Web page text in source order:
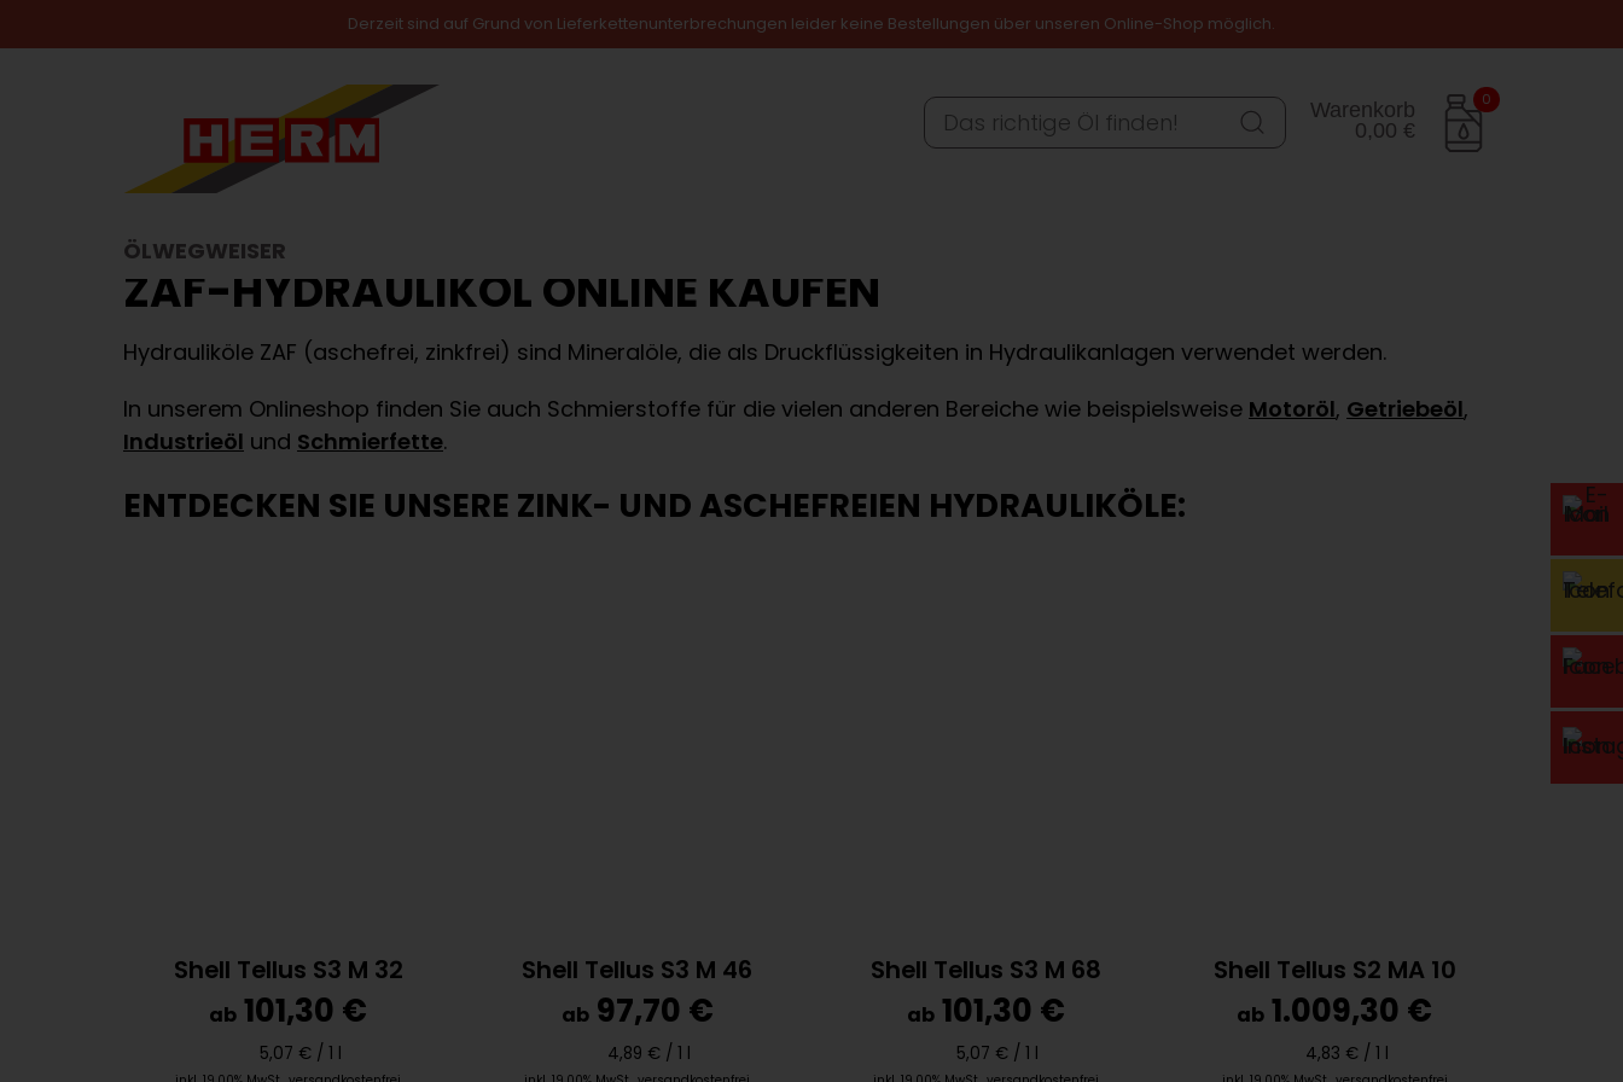
Derzeit sind auf Grund von Lieferkettenunterbrechungen leider keine Bestellungen über unseren Online-Shop möglich.
0
Warenkorb
0,00 €
MOTORENÖLE
ÖLWEGWEISER
Startseite Hydrauliköl Shell Tellus ZAF
SHELL TELLUS ZAF
ZAF-HYDRAULIKÖL ONLINE KAUFEN
Hydrauliköle ZAF (aschefrei, zinkfrei) sind Mineralöle, die als Druckflüssigkeiten in Hydraulikanlagen verwendet werden.
In unserem Onlineshop finden Sie auch Schmierstoffe für die vielen anderen Bereiche wie beispielsweise Motoröl, Getriebeöl,
Industrieöl und Schmierfette.
ENTDECKEN SIE UNSERE ZINK- UND ASCHEFREIEN HYDRAULIKÖLE:
Shell Tellus S3 M 32
ab 101,30 €
5,07 € / 1 l
Shell Tellus S3 M 46
ab 97,70 €
4,89 € /1 l
Shell Tellus S3 M 68
ab 101,30 €
5,07 € /1 l
Shell Tellus S2 MA 10
ab 1.009,30 €
4,83 € / 1 l